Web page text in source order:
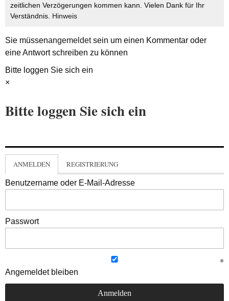
zeitlichen Verzögerungen kommen kann. Vielen Dank für Ihr
Verständnis. Hinweis
Sie müssenangemeldetsein um einen Kommentar oder
eine Antwort schreiben zu können
Bitte loggen Sie sich ein
×
Bitte loggen Sie sich ein
ANMELDEN REGISTRIERUNG
Benutzername oder E-Mail-Adresse
Passwort
Angemeldet bleiben